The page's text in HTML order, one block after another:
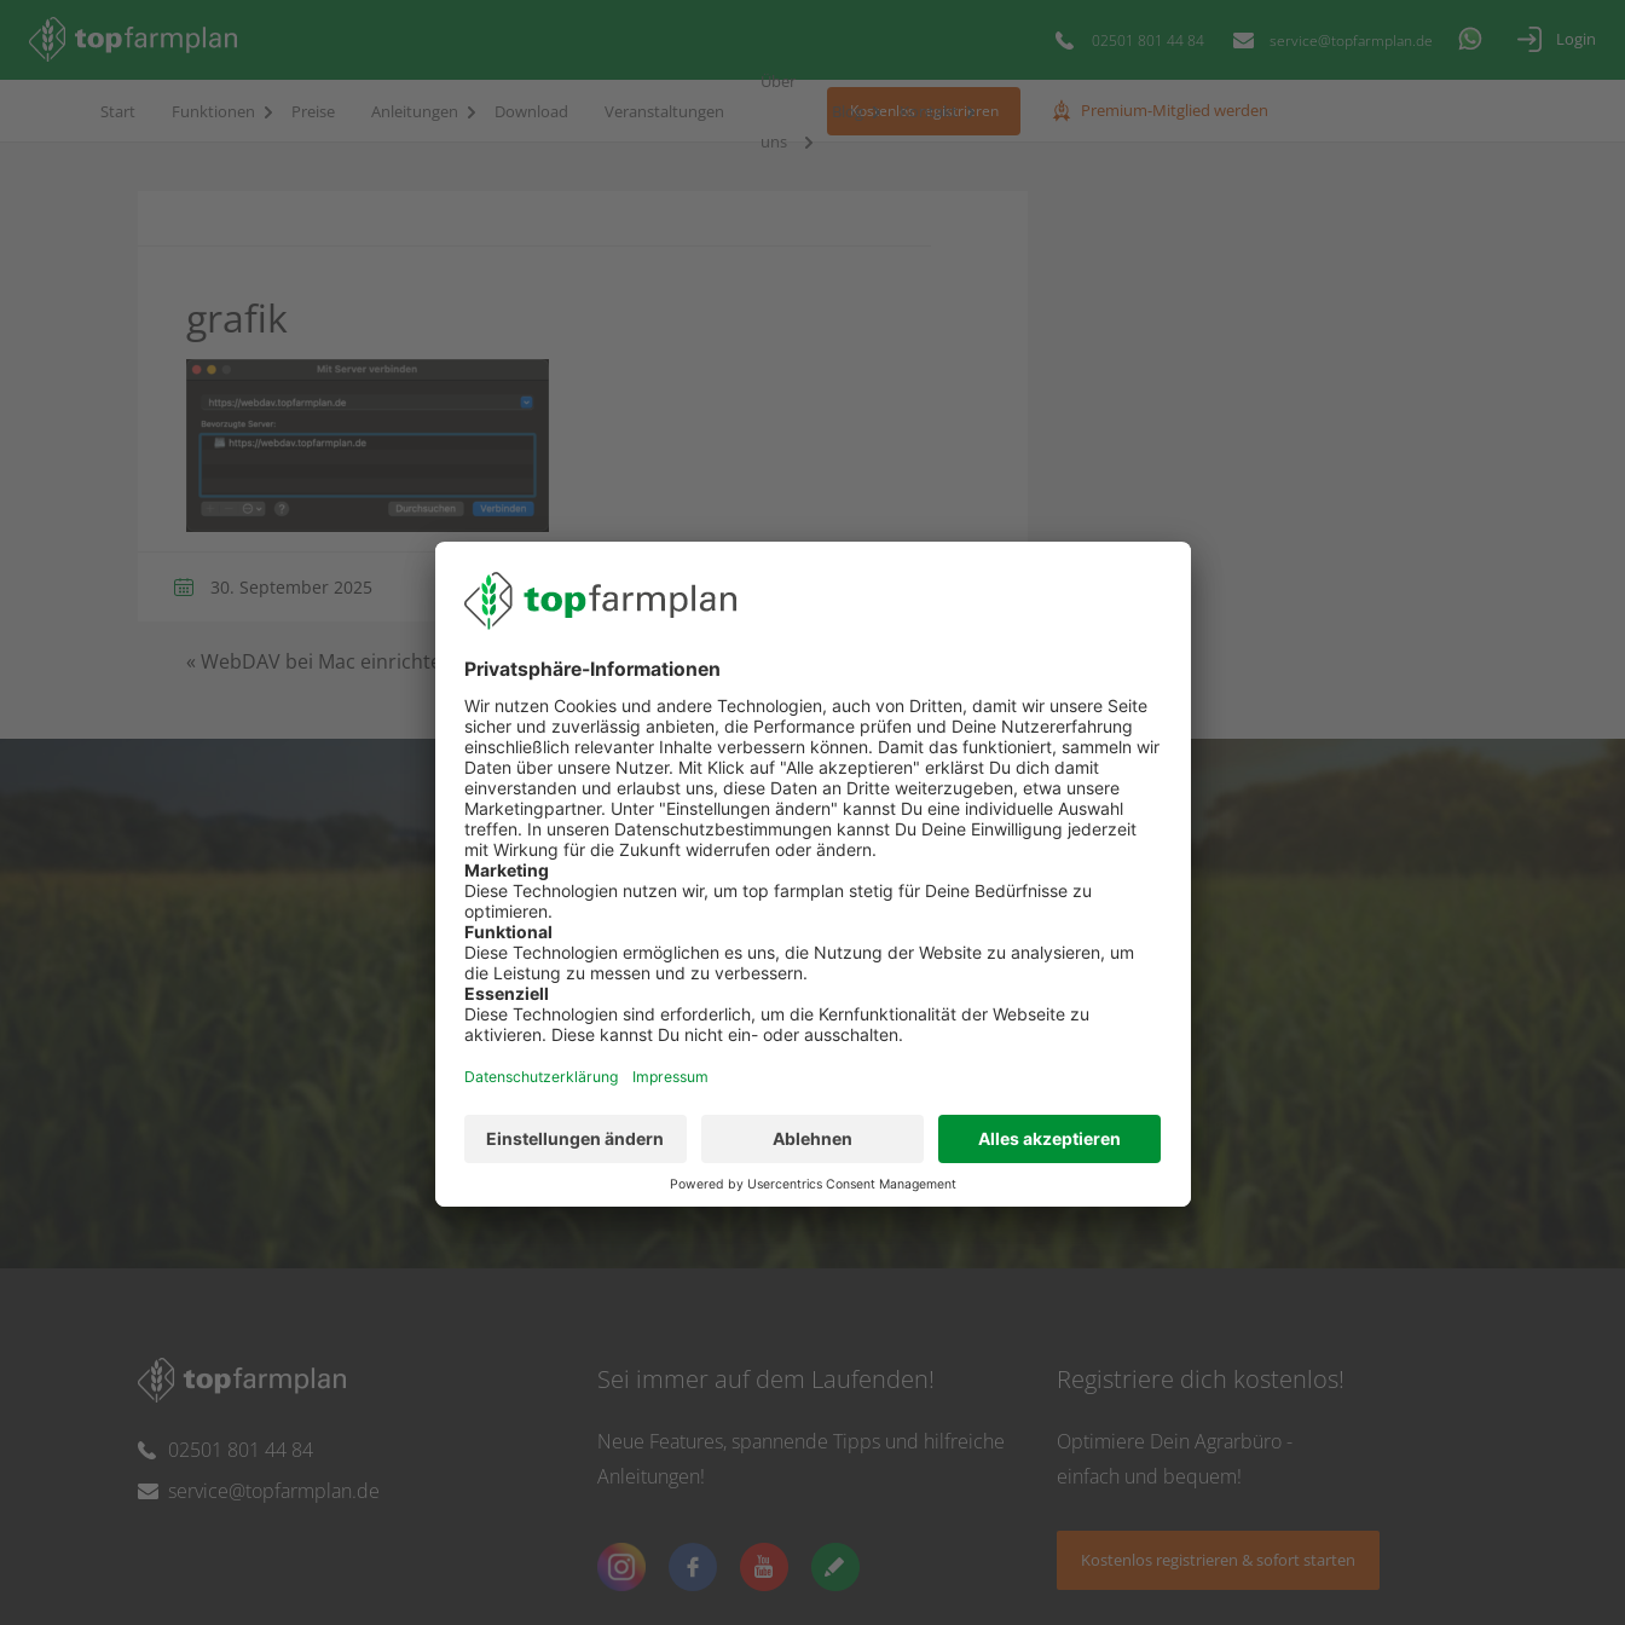
02501 801 44 84 service@topfarmplan.de Login
Start Funktionen Preise Anleitungen Download Veranstaltungen
Über
uns
Blog Kontakt
Kostenlos registrieren Premium-Mitglied werden
grafik
30. September 2025
« WebDAV bei Mac einrichten
Kontakt zum Kundenservice
Du hast Fragen zu top farmplan oder benötigst Unterstützung?
Dann ruf uns an. Wir helfen Dir gerne weiter!
service@topfarmplan.de
Servicezeiten: Montag bis Donnerstag von 8:30 Uhr bis 16:30 Uhr und Freitag bis 13 Uhr
02501 801 44 84
service@topfarmplan.de
Sei immer auf dem Laufenden!
Neue Features, spannende Tipps und hilfreiche
Anleitungen!
Registriere dich kostenlos!
Optimiere Dein Agrarbüro -
einfach und bequem!
Kostenlos registrieren & sofort starten